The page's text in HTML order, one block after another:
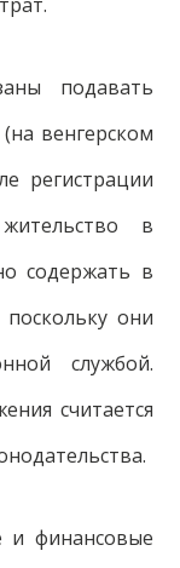
подавать
венгерском
регистрации
в
содержать в
поскольку они
службой.
считается
и финансовые